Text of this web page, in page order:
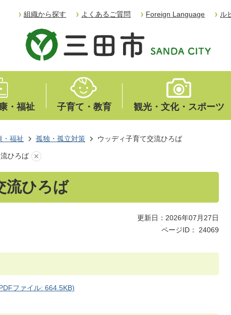
組織から探す よくあるご質問 Foreign Language ル
・福祉 子育て・教育 観光・文化・スポーツ
・福祉 孤独・孤立対策 ウッディ子育て交流ひろば
ひろば
流ひろば
更新日：2026年07月27日
ページID：
24069
ファイル: 664.5KB)